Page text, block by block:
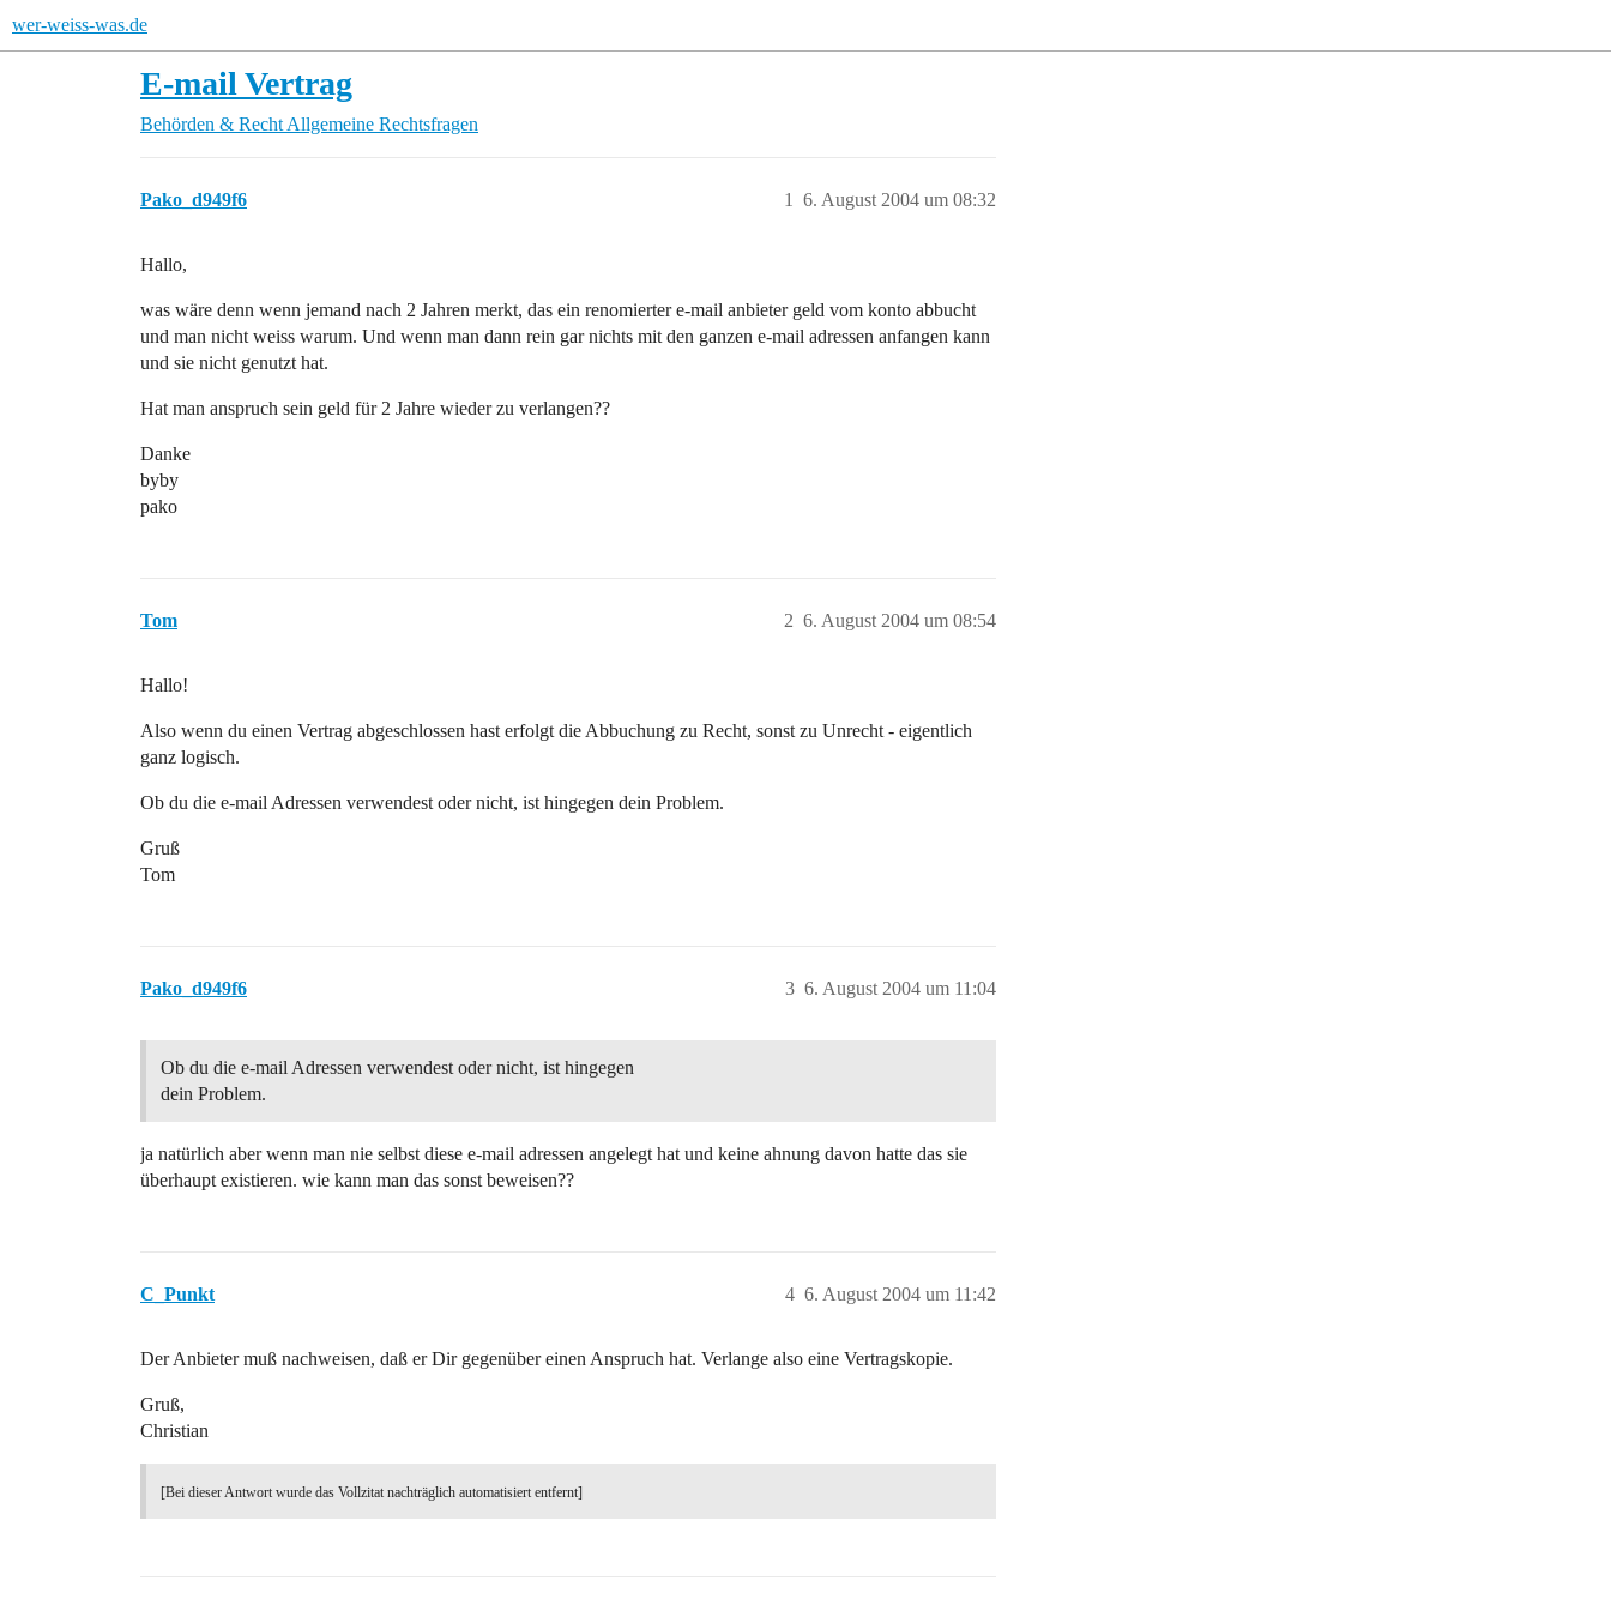
wer-weiss-was.de
E-mail Vertrag
Behörden & Recht Allgemeine Rechtsfragen
Pako_d949f6 6. August 2004 um 08:32
1
Hallo,
was wäre denn wenn jemand nach 2 Jahren merkt, das ein renomierter e-mail anbieter geld vom konto abbucht
und man nicht weiss warum. Und wenn man dann rein gar nichts mit den ganzen e-mail adressen anfangen kann
und sie nicht genutzt hat.
Hat man anspruch sein geld für 2 Jahre wieder zu verlangen??
Danke
byby
pako
Tom 6. August 2004 um 08:54
2
Hallo!
Also wenn du einen Vertrag abgeschlossen hast erfolgt die Abbuchung zu Recht, sonst zu Unrecht - eigentlich
ganz logisch.
Ob du die e-mail Adressen verwendest oder nicht, ist hingegen dein Problem.
Gruß
Tom
Pako_d949f6 6. August 2004 um 11:04
3
Ob du die e-mail Adressen verwendest oder nicht, ist hingegen
dein Problem.
ja natürlich aber wenn man nie selbst diese e-mail adressen angelegt hat und keine ahnung davon hatte das sie
überhaupt existieren. wie kann man das sonst beweisen??
C_Punkt 6. August 2004 um 11:42
4
Der Anbieter muß nachweisen, daß er Dir gegenüber einen Anspruch hat. Verlange also eine Vertragskopie.
Gruß,
Christian
[Bei dieser Antwort wurde das Vollzitat nachträglich automatisiert entfernt]